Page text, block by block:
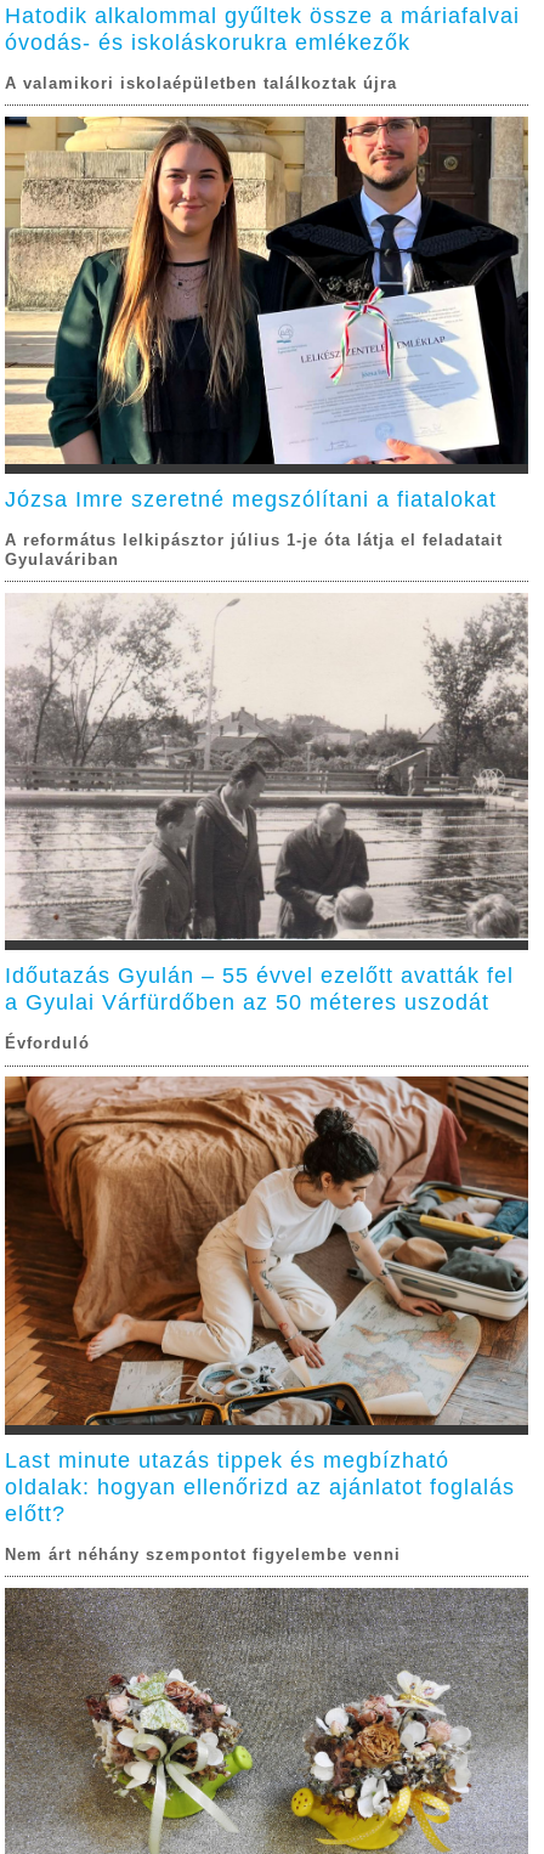
Hatodik alkalommal gyűltek össze a máriafalvai
óvodás- és iskoláskorukra emlékezők
A valamikori iskolaépületben találkoztak újra
Józsa Imre szeretné megszólítani a fiatalokat
A református lelkipásztor július 1-je óta látja el feladatait
Gyulaváriban
Időutazás Gyulán – 55 évvel ezelőtt avatták fel
a Gyulai Várfürdőben az 50 méteres uszodát
Évforduló
Last minute utazás tippek és megbízható
oldalak: hogyan ellenőrizd az ajánlatot foglalás
előtt?
Nem árt néhány szempontot figyelembe venni